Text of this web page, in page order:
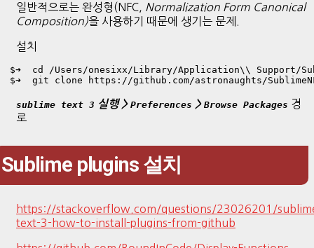
일반적으로는 완성형(NFC,
Normalization Form Canonical
Composition)을 사용하기 때문에 생기는 문제.
설치
$➜  cd /Users/onesixx/Library/Application\\ Support/
$➜  git clone https://github.com/astronaughts/
sublime text 3 실행 > Preferences > Browse Packages 경
로
Sublime plugins 설치
https://stackoverflow.com/questions/23026201/
text-3-how-to-install-plugins-from-github